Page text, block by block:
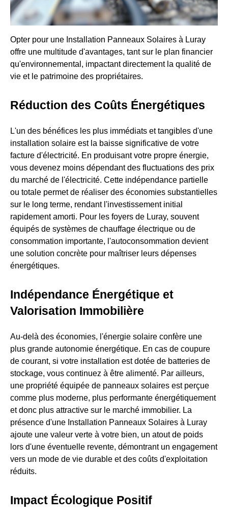
Opter pour une Installation Panneaux Solaires à Luray
offre une multitude d'avantages, tant sur le plan financier
qu'environnemental, impactant directement la qualité de
vie et le patrimoine des propriétaires.
Réduction des Coûts Énergétiques
L'un des bénéfices les plus immédiats et tangibles d'une
installation solaire est la baisse significative de votre
facture d'électricité. En produisant votre propre énergie,
vous devenez moins dépendant des fluctuations des prix
du marché de l'électricité. Cette indépendance partielle
ou totale permet de réaliser des économies substantielles
sur le long terme, rendant l'investissement initial
rapidement amorti. Pour les foyers de Luray, souvent
équipés de systèmes de chauffage électrique ou de
consommation importante, l'autoconsommation devient
une solution concrète pour maîtriser leurs dépenses
énergétiques.
Indépendance Énergétique et
Valorisation Immobilière
Au-delà des économies, l'énergie solaire confère une
plus grande autonomie énergétique. En cas de coupure
de courant, si votre installation est dotée de batteries de
stockage, vous continuez à être alimenté. Par ailleurs,
une propriété équipée de panneaux solaires est perçue
comme plus moderne, plus performante énergétiquement
et donc plus attractive sur le marché immobilier. La
présence d'une Installation Panneaux Solaires à Luray
ajoute une valeur verte à votre bien, un atout de poids
lors d'une éventuelle revente, démontrant un engagement
vers un mode de vie durable et des coûts d'exploitation
réduits.
Impact Écologique Positif